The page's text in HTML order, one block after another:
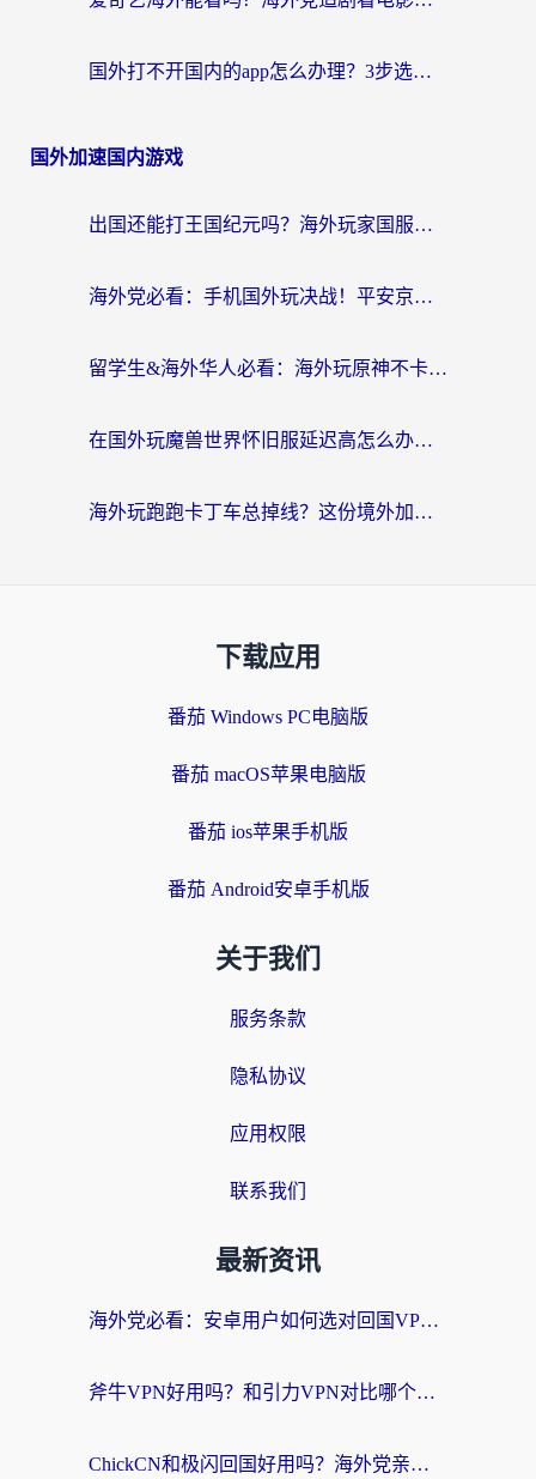
国外打不开国内的app怎么办理？3步选对加速器，刷剧办业务都不愁
国外加速国内游戏
出国还能打王国纪元吗？海外玩家国服游戏畅玩终极指南
海外党必看：手机国外玩决战！平安京加速器推荐——解决延迟卡顿的终极方案
留学生&海外华人必看：海外玩原神不卡顿的秘密——原神加速器选择与使用全攻略
在国外玩魔兽世界怀旧服延迟高怎么办？老玩家亲测有效的加速器选择指南
海外玩跑跑卡丁车总掉线？这份境外加速指南帮你零延迟漂移！
下载应用
番茄 Windows PC电脑版
番茄 macOS苹果电脑版
番茄 ios苹果手机版
番茄 Android安卓手机版
关于我们
服务条款
隐私协议
应用权限
联系我们
最新资讯
海外党必看：安卓用户如何选对回国VPN？从踩坑到无缝访问的全攻略
斧牛VPN好用吗？和引力VPN对比哪个回国效果更好？海外党亲测3款加速器+避坑指南
ChickCN和极闪回国好用吗？海外党亲测3款加速器，教你选对不踩坑